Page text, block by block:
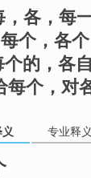
，各，每
个，各个
的，各
每个，对
专业释义